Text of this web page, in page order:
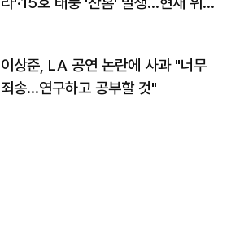
이상준, LA 공연 논란에 사과 "너무
죄송…연구하고 공부할 것"